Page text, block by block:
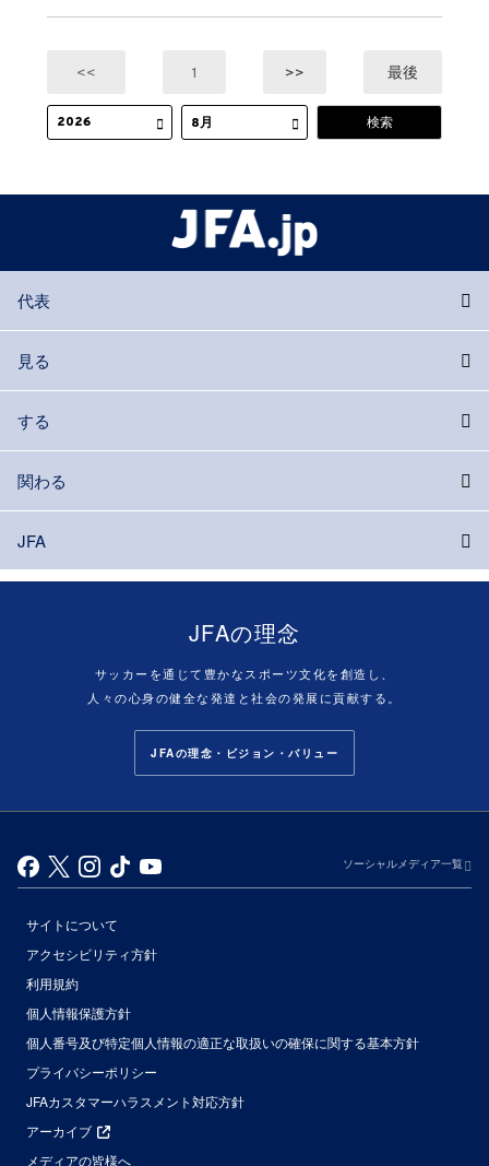
<< 1 >> 最後
代表
見る
する
関わる
JFA
JFAの理念
サッカーを通じて豊かなスポーツ文化を創造し、
人々の心身の健全な発達と社会の発展に貢献する。
JFAの理念・ビジョン・バリュー
ソーシャルメディア一覧
サイトについて
アクセシビリティ方針
利用規約
個人情報保護方針
個人番号及び特定個人情報の適正な取扱いの確保に関する基本方針
プライバシーポリシー
JFAカスタマーハラスメント対応方針
アーカイブ
メディアの皆様へ